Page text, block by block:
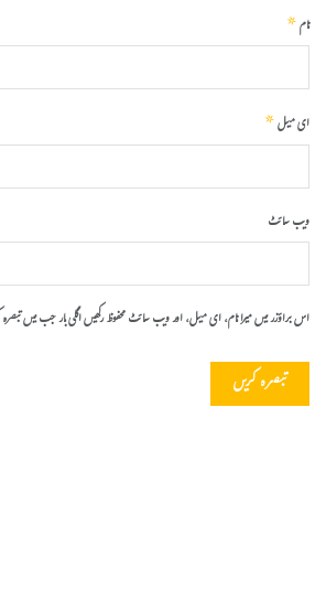
نام*
ای میل*
ویب‌ سائٹ
اس براؤزر میں میرا نام، ای میل، اور ویب سائٹ محفوظ رکھیں اگلی بار جب میں